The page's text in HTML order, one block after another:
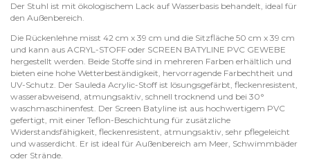
Der Stuhl ist mit ökologischem Lack auf Wasserbasis behandelt, ideal für
den Außenbereich.
Die Rückenlehne misst 42 cm x 39 cm und die Sitzfläche 50 cm x 39 cm
und kann aus ACRYL-STOFF oder SCREEN BATYLINE PVC GEWEBE
hergestellt werden. Beide Stoffe sind in mehreren Farben erhältlich und
bieten eine hohe Wetterbeständigkeit, hervorragende Farbechtheit und
UV-Schutz. Der Sauleda Acrylic-Stoff ist lösungsgefärbt, fleckenresistent,
wasserabweisend, atmungsaktiv, schnell trocknend und bei 30°
waschmaschinenfest. Der Screen Batyline ist aus hochwertigem PVC
gefertigt, mit einer Teflon-Beschichtung für zusätzliche
Widerstandsfähigkeit, fleckenresistent, atmungsaktiv, sehr pflegeleicht
und wasserdicht. Er ist ideal für Außenbereich am Meer, Schwimmbäder
oder Strände.